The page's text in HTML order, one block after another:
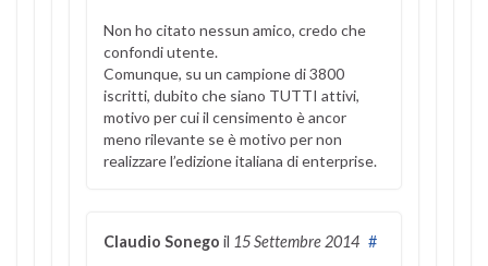
Non ho citato nessun amico, credo che
confondi utente.
Comunque, su un campione di 3800
iscritti, dubito che siano TUTTI attivi,
motivo per cui il censimento è ancor
meno rilevante se è motivo per non
realizzare l’edizione italiana di enterprise.
Claudio Sonego il 15 Settembre 2014 #